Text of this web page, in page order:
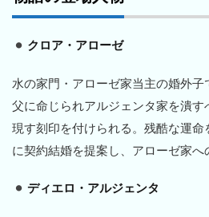
クロア・アローゼ
水の家門・アローゼ家当主の婚外子
父に命じられアルジェンタ家を潰
現す刻印を付けられる。残酷な運命
に契約結婚を提案し、アローゼ家へ
ディエロ・アルジェンタ